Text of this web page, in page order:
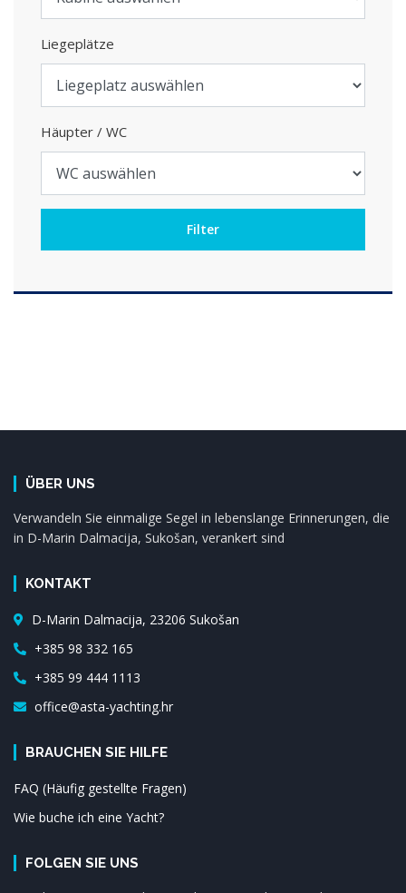
Liegeplätze
Häupter / WC
ÜBER UNS
Verwandeln Sie einmalige Segel in lebenslange Erinnerungen, die
in D-Marin Dalmacija, Sukošan, verankert sind
KONTAKT
D-Marin Dalmacija, 23206 Sukošan
+385 98 332 165
+385 99 444 1113
office@asta-yachting.hr
BRAUCHEN SIE HILFE
FAQ (Häufig gestellte Fragen)
Wie buche ich eine Yacht?
FOLGEN SIE UNS